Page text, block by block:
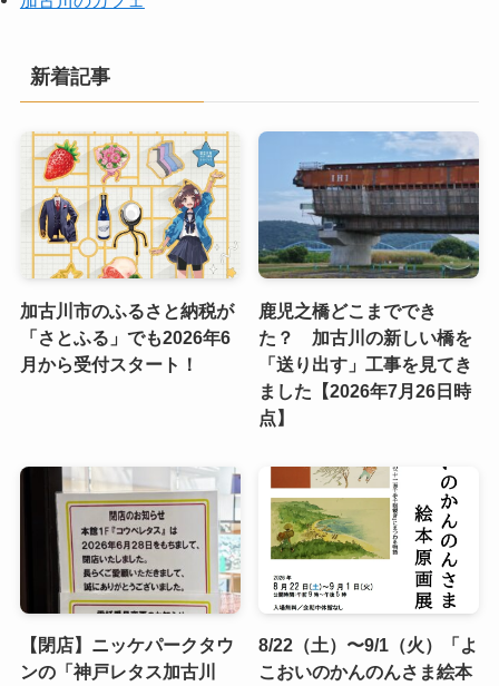
新着記事
加古川市のふるさと納税が
「さとふる」でも2026年6
月から受付スタート！
鹿児之橋どこまででき
た？ 加古川の新しい橋を
「送り出す」工事を見てき
ました【2026年7月26日時
点】
【閉店】ニッケパークタウ
ンの「神戸レタス加古川
8/22（土）〜9/1（火）「よ
こおいのかんのんさま絵本